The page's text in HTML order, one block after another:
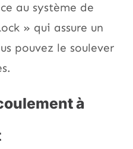
au système de
» qui assure un
pouvez le soulever
à